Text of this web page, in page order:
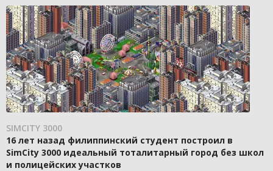
SIMCITY 3000
16 лет назад филиппинский студент построил в
SimCity 3000 идеальный тоталитарный город без школ
и полицейских участков